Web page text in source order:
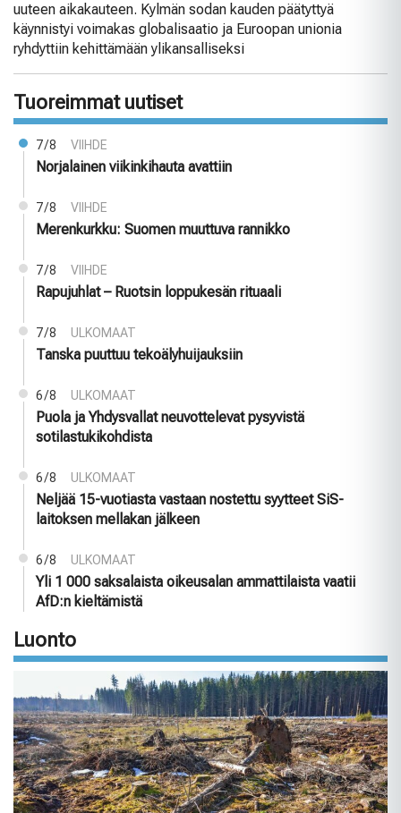
uuteen aikakauteen. Kylmän sodan kauden päätyttyä
käynnistyi voimakas globalisaatio ja Euroopan unionia
ryhdyttiin kehittämään ylikansalliseksi
Tuoreimmat uutiset
7/8 VIIHDE
Norjalainen viikinkihauta avattiin
7/8 VIIHDE
Merenkurkku: Suomen muuttuva rannikko
7/8 VIIHDE
Rapujuhlat – Ruotsin loppukesän rituaali
7/8 ULKOMAAT
Tanska puuttuu tekoälyhuijauksiin
6/8 ULKOMAAT
Puola ja Yhdysvallat neuvottelevat pysyvistä
sotilastukikohdista
6/8 ULKOMAAT
Neljää 15-vuotiasta vastaan nostettu syytteet SiS-
laitoksen mellakan jälkeen
6/8 ULKOMAAT
Yli 1 000 saksalaista oikeusalan ammattilaista vaatii
AfD:n kieltämistä
Luonto